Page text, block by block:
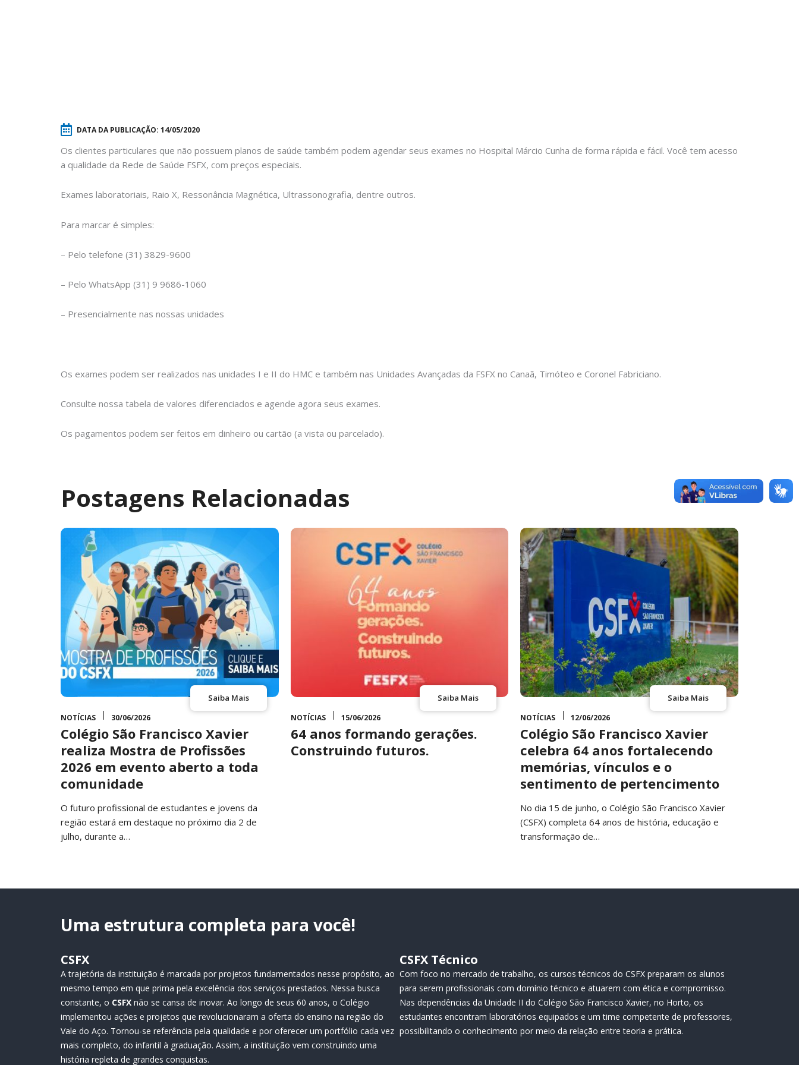
DATA DA PUBLICAÇÃO: 14/05/2020
Os clientes particulares que não possuem planos de saúde também podem agendar seus exames no Hospital Márcio Cunha de forma rápida e fácil. Você tem acesso
a qualidade da Rede de Saúde FSFX, com preços especiais.
Exames laboratoriais, Raio X, Ressonância Magnética, Ultrassonografia, dentre outros.
Para marcar é simples:
– Pelo telefone (31) 3829-9600
– Pelo WhatsApp (31) 9 9686-1060
– Presencialmente nas nossas unidades
Os exames podem ser realizados nas unidades I e II do HMC e também nas Unidades Avançadas da FSFX no Canaã, Timóteo e Coronel Fabriciano.
Consulte nossa tabela de valores diferenciados e agende agora seus exames.
Os pagamentos podem ser feitos em dinheiro ou cartão (a vista ou parcelado).
Postagens Relacionadas
Saiba Mais
NOTÍCIAS 30/06/2026
Colégio São Francisco Xavier
realiza Mostra de Profissões
2026 em evento aberto a toda
comunidade
O futuro profissional de estudantes e jovens da
região estará em destaque no próximo dia 2 de
julho, durante a…
Saiba Mais
NOTÍCIAS 15/06/2026
64 anos formando gerações.
Construindo futuros.
Saiba Mais
NOTÍCIAS 12/06/2026
Colégio São Francisco Xavier
celebra 64 anos fortalecendo
memórias, vínculos e o
sentimento de pertencimento
No dia 15 de junho, o Colégio São Francisco Xavier
(CSFX) completa 64 anos de história, educação e
transformação de…
Uma estrutura completa para você!
CSFX
A trajetória da instituição é marcada por projetos fundamentados nesse propósito, ao
mesmo tempo em que prima pela excelência dos serviços prestados. Nessa busca
constante, o CSFX não se cansa de inovar. Ao longo de seus 60 anos, o Colégio
implementou ações e projetos que revolucionaram a oferta do ensino na região do
Vale do Aço. Tornou-se referência pela qualidade e por oferecer um portfólio cada vez
mais completo, do infantil à graduação. Assim, a instituição vem construindo uma
história repleta de grandes conquistas.
CSFX Técnico
Com foco no mercado de trabalho, os cursos técnicos do CSFX preparam os alunos
para serem profissionais com domínio técnico e atuarem com ética e compromisso.
Nas dependências da Unidade II do Colégio São Francisco Xavier, no Horto, os
estudantes encontram laboratórios equipados e um time competente de professores,
possibilitando o conhecimento por meio da relação entre teoria e prática.